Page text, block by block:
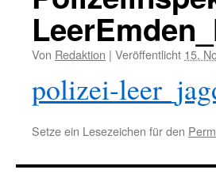
Von Redaktion | Veröffentlicht 15.
polizei-
Setze ein Lesezeichen für den